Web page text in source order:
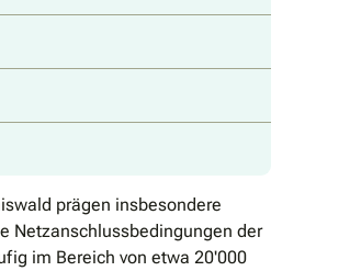
prägen insbesondere
Netzanschlussbedingungen der
im Bereich von etwa 20'000